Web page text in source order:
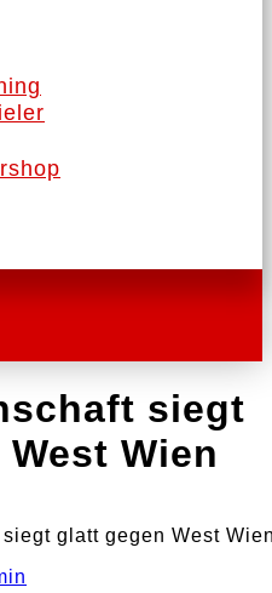
siegt
Wien
glatt gegen West